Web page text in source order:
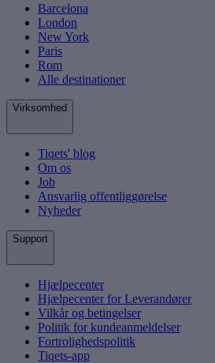
Barcelona
London
New York
Paris
Rom
Alle destinationer
Virksomhed
Tiqets' blog
Om os
Job
Ansvarlig offentliggørelse
Nyheder
Support
Hjælpecenter
Hjælpecenter for Leverandører
Vilkår og betingelser
Politik for kundeanmeldelser
Fortrolighedspolitik
Tiqets-app